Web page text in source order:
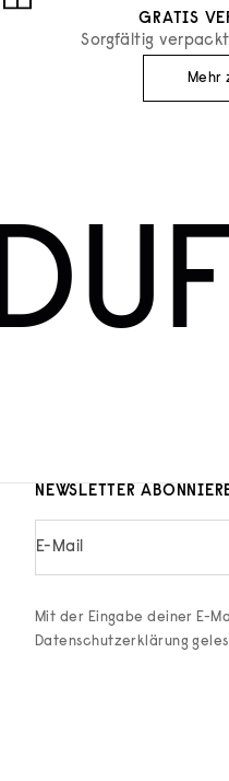
GRATIS
Sorgfältig
Mehr
NEWSLETTER
E-Mail
Mit der Eingabe deiner E-
Datenschutzerklärung